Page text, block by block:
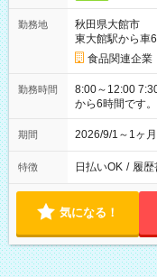
勤務地
秋田県大館市
東大館駅から車
食品関連企業
勤務時間
8:00～12:00 7:30～11:30
から6時間です。
期間 2026/9/1～1ヶ
特徴 日払いOK / 履歴
気になる！